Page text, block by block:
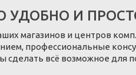
УДОБНО И
магазинов и центров
профессиональные
сделать всё возможное для